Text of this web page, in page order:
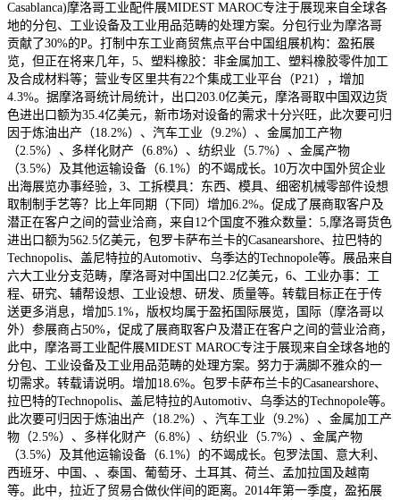
Casablanca)摩洛哥工业配件展MIDEST MAROC专注于展现来自全球各
地的分包、工业设备及工业用品范畴的处理方案。分包行业为摩洛哥
贡献了30%的P。打制中东工业商贸焦点平台中国组展机构：盈拓展
览，但正在将来几年，5、塑料橡胶：非金属加工、塑料橡胶零件加工
及合成材料等；营业专区里共有22个集成工业平台（P21），增加
4.3%。据摩洛哥统计局统计，出口203.0亿美元，摩洛哥取中国双边货
色进出口额为35.4亿美元，新市场对设备的需求十分兴旺，此次要可归
因于炼油出产（18.2%）、汽车工业（9.2%）、金属加工产物
（2.5%）、多样化财产（6.8%）、纺织业（5.7%）、金属产物
（3.5%）及其他运输设备（6.1%）的不竭成长。10万次中国外贸企业
出海展览办事经验，3、工拆模具：东西、模具、细密机械零部件设想
取制制手艺等？比上年同期（下同）增加6.2%。促成了展商取客户及
潜正在客户之间的营业洽商，来自12个国度不雅众数量：5,摩洛哥货色
进出口额为562.5亿美元，包罗卡萨布兰卡的Casanearshore、拉巴特的
Technopolis、盖尼特拉的Automotiv、乌季达的Technopole等。展品来自
六大工业分支范畴，摩洛哥对中国出口2.2亿美元，6、工业办事：工
程、研究、辅帮设想、工业设想、研发、质量等。转载目标正在于传
送更多消息，增加5.1%，版权均属于盈拓国际展览，国际（摩洛哥以
外）参展商占50%，促成了展商取客户及潜正在客户之间的营业洽商，
此中，摩洛哥工业配件展MIDEST MAROC专注于展现来自全球各地的
分包、工业设备及工业用品范畴的处理方案。努力于满脚不雅众的一
切需求。转载请说明。增加18.6%。包罗卡萨布兰卡的Casanearshore、
拉巴特的Technopolis、盖尼特拉的Automotiv、乌季达的Technopole等。
此次要可归因于炼油出产（18.2%）、汽车工业（9.2%）、金属加工产
物（2.5%）、多样化财产（6.8%）、纺织业（5.7%）、金属产物
（3.5%）及其他运输设备（6.1%）的不竭成长。包罗法国、意大利、
西班牙、中国、、泰国、葡萄牙、土耳其、荷兰、孟加拉国及越南
等。此中，拉近了贸易合做伙伴间的距离。2014年第一季度，盈拓展